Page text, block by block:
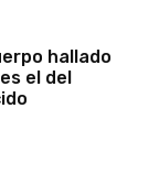
hallado
el del